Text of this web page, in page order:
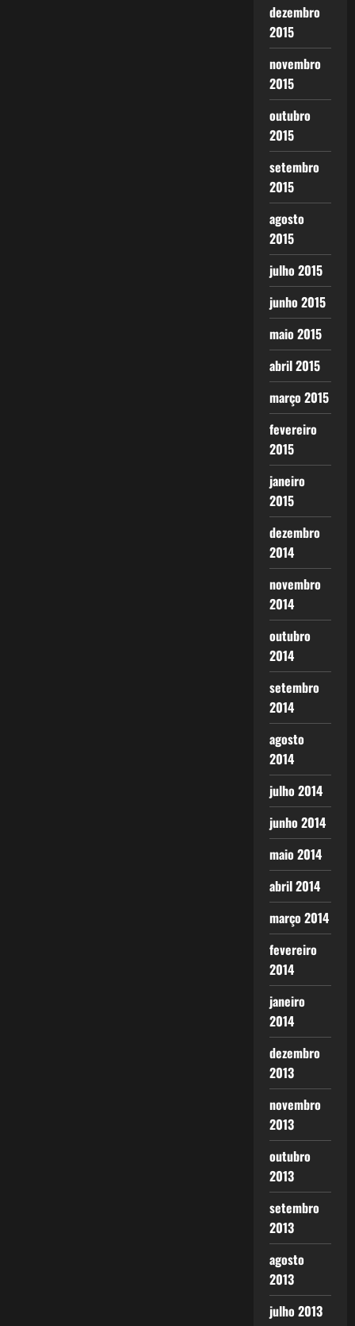
dezembro
2015
novembro
2015
outubro
2015
setembro
2015
agosto
2015
julho 2015
junho 2015
maio 2015
abril 2015
março 2015
fevereiro
2015
janeiro
2015
dezembro
2014
novembro
2014
outubro
2014
setembro
2014
agosto
2014
julho 2014
junho 2014
maio 2014
abril 2014
março 2014
fevereiro
2014
janeiro
2014
dezembro
2013
novembro
2013
outubro
2013
setembro
2013
agosto
2013
julho 2013